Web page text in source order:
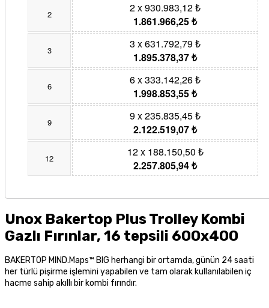
2
2 x 930.983,12 ₺
1.861.966,25 ₺
3
3 x 631.792,79 ₺
1.895.378,37 ₺
6
6 x 333.142,26 ₺
1.998.853,55 ₺
9
9 x 235.835,45 ₺
2.122.519,07 ₺
12
12 x 188.150,50 ₺
2.257.805,94 ₺
Unox Bakertop Plus Trolley Kombi
Gazlı Fırınlar, 16 tepsili 600x400
BAKERTOP MIND.Maps™ BIG herhangi bir ortamda, günün 24 saati
her türlü pişirme işlemini yapabilen ve tam olarak kullanılabilen iç
hacme sahip akıllı bir kombi fırındır.